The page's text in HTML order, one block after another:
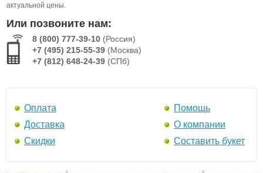
актуальной цены.
Или позвоните нам:
8 (800) 777-39-10 (Россия)
+7 (495) 215-55-39 (Москва)
+7 (812) 648-24-39 (СПб)
Оплата
Доставка
Скидки
Помощь
О компании
Составить букет